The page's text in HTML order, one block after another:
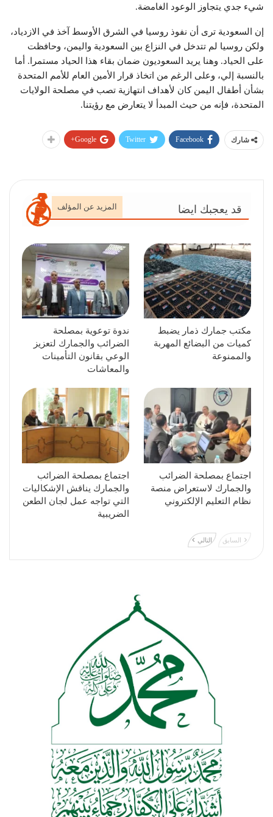
شيء جدي يتجاوز الوعود الغامضة.
إن السعودية ترى أن نفوذ روسيا في الشرق الأوسط آخذ في الازدياد،
ولكن روسيا لم تتدخل في النزاع بين السعودية واليمن، وحافظت
على الحياد. وهنا يريد السعوديون ضمان بقاء هذا الحياد مستمرا. أما
بالنسبة إلي، وعلى الرغم من اتخاذ قرار الأمين العام للأمم المتحدة
بشأن أطفال اليمن كان لأهداف انتهازية تصب في مصلحة الولايات
المتحدة، فإنه من حيث المبدأ لا يتعارض مع رؤيتنا.
شارك Facebook
Twitter
Google+
قد يعجبك ايضا المزيد عن المؤلف
مكتب جمارك ذمار يضبط
كميات من البضائع المهربة
والممنوعة
ندوة توعوية بمصلحة
الضرائب والجمارك لتعزيز
الوعي بقانون التأمينات
والمعاشات
اجتماع بمصلحة الضرائب
والجمارك لاستعراض منصة
نظام التعليم الإلكتروني
اجتماع بمصلحة الضرائب
والجمارك يناقش الإشكاليات
التي تواجه عمل لجان الطعن
الضريبية
السابق التالي